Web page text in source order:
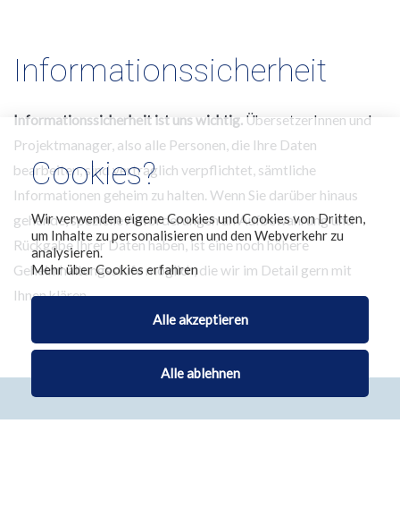
Informationssicherheit
Informationssicherheit ist uns wichtig. ÜbersetzerInnen und
Projektmanager, also alle Personen, die Ihre Daten
bearbeiten, sind vertraglich verpflichtet, sämtliche
Informationen geheim zu halten. Wenn Sie darüber hinaus
gehende, spezielle Anforderungen an Aufbewahrung und
Rückgabe Ihrer Daten haben, ist eine noch höhere
Geheimhaltungsstufe möglich, die wir im Detail gern mit
Ihnen klären.
Cookies?
Wir verwenden eigene Cookies und Cookies von Dritten,
um Inhalte zu personalisieren und den Webverkehr zu
analysieren.
Mehr über Cookies erfahren
Alle akzeptieren
Alle ablehnen